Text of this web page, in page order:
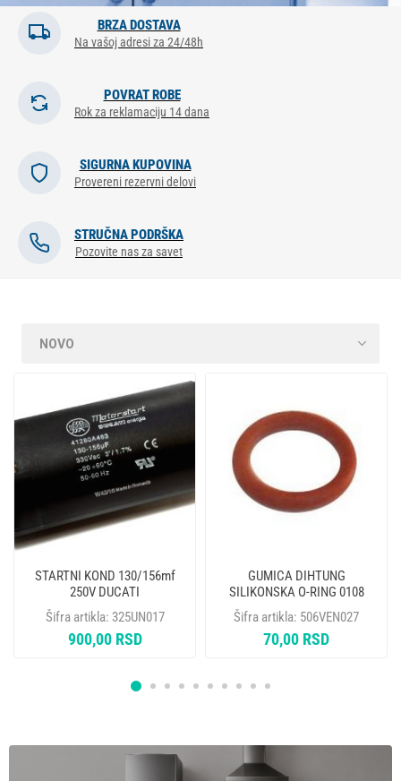
BRZA DOSTAVA
Na vašoj adresi za 24/48h
POVRAT ROBE
Rok za reklamaciju 14 dana
SIGURNA KUPOVINA
Provereni rezervni delovi
STRUČNA PODRŠKA
Pozovite nas za savet
STARTNI KOND 130/156mf
250V DUCATI
Šifra artikla: 325UN017
900,00 RSD
GUMICA DIHTUNG
SILIKONSKA O-RING 0108
SAECO LAVAZZA GAGGIA
NM01.035
Šifra artikla: 506VEN027
70,00 RSD